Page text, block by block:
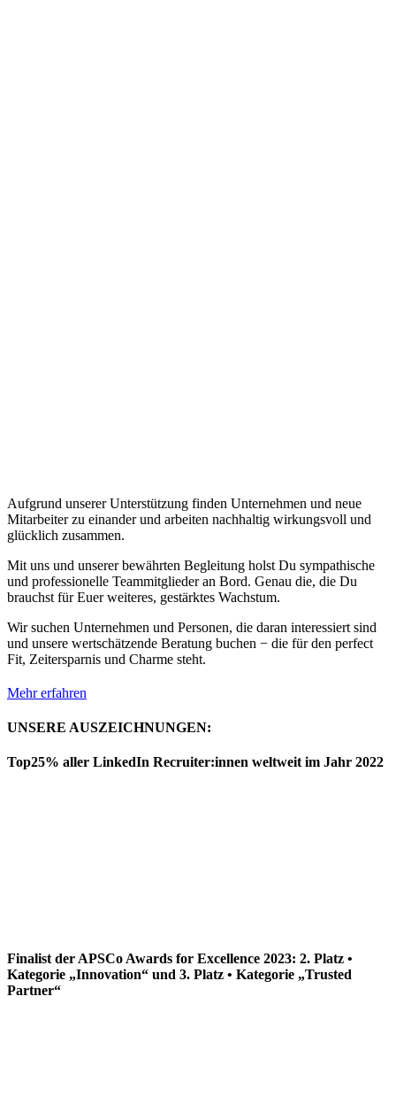
Aufgrund unserer Unterstützung finden Unternehmen und neue
Mitarbeiter zu einander und arbeiten nachhaltig wirkungsvoll und
glücklich zusammen.
Mit uns und unserer bewährten Begleitung holst Du sympathische
und professionelle Teammitglieder an Bord. Genau die, die Du
brauchst für Euer weiteres, gestärktes Wachstum.
Wir suchen Unternehmen und Personen, die daran interessiert sind
und unsere wertschätzende Beratung buchen − die für den perfect
Fit, Zeitersparnis und Charme steht.
Mehr erfahren
UNSERE AUSZEICHNUNGEN:
Top25% aller LinkedIn Recruiter:innen weltweit im Jahr 2022
Finalist der APSCo Awards for Excellence 2023: 2. Platz •
Kategorie „Innovation“ und 3. Platz • Kategorie „Trusted
Partner“